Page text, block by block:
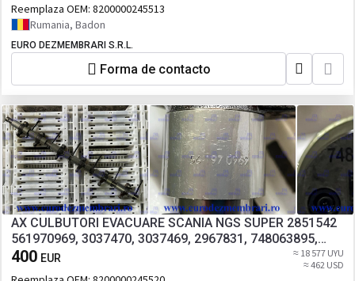
Reemplaza OEM: 8200000245513
Rumania, Badon
EURO DEZMEMBRARI S.R.L.
Forma de contacto
AX CULBUTORI EVACUARE SCANIA NGS SUPER 2851542
561970969, 3037470, 3037469, 2967831, 748063895,
656800007, 688498610, 2979758, 2931409
400 EUR
≈ 18 577 UYU
≈ 462 USD